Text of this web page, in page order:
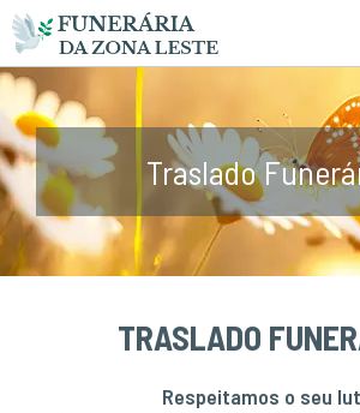
Traslado
TRASLADO
Respeitamos o seu